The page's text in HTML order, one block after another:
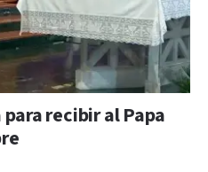
recibir al Papa